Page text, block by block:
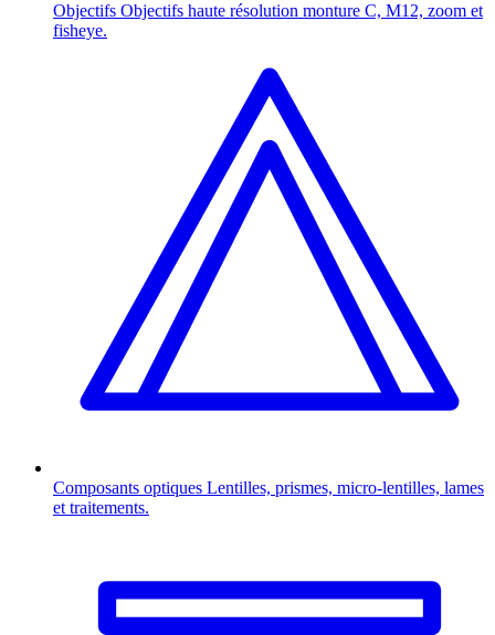
Objectifs Objectifs haute résolution monture C, M12, zoom et
fisheye.
Composants optiques Lentilles, prismes, micro-lentilles, lames
et traitements.